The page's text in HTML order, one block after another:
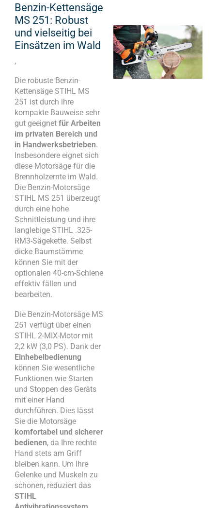
Benzin-Kettensäge
MS 251: Robust
und vielseitig bei
Einsätzen im Wald
,
Die robuste Benzin-
Kettensäge STIHL MS
251 ist durch ihre
kompakte Bauweise sehr
gut geeignet für Arbeiten
im privaten Bereich und
in Handwerksbetrieben.
Insbesondere eignet sich
diese Motorsäge für die
Brennholzernte im Wald.
Die Benzin-Motorsäge
STIHL MS 251 überzeugt
durch eine hohe
Schnittleistung und ihre
langlebige STIHL .325-
RM3-Sägekette. Selbst
dicke Baumstämme
können Sie mit der
optionalen 40-cm-Schiene
effektiv fällen und
bearbeiten.
Die Benzin-Motorsäge MS
251 verfügt über einen
STIHL 2-MIX-Motor mit
2,2 kW (3,0 PS). Dank der
Einhebelbedienung
können Sie wesentliche
Funktionen wie Starten
und Stoppen des Geräts
mit einer Hand
durchführen. Dies lässt
Sie die Motorsäge
komfortabel und sicherer
bedienen, da Ihre rechte
Hand stets am Griff
bleiben kann. Um Ihre
Gelenke und Muskeln zu
schonen, reduziert das
STIHL